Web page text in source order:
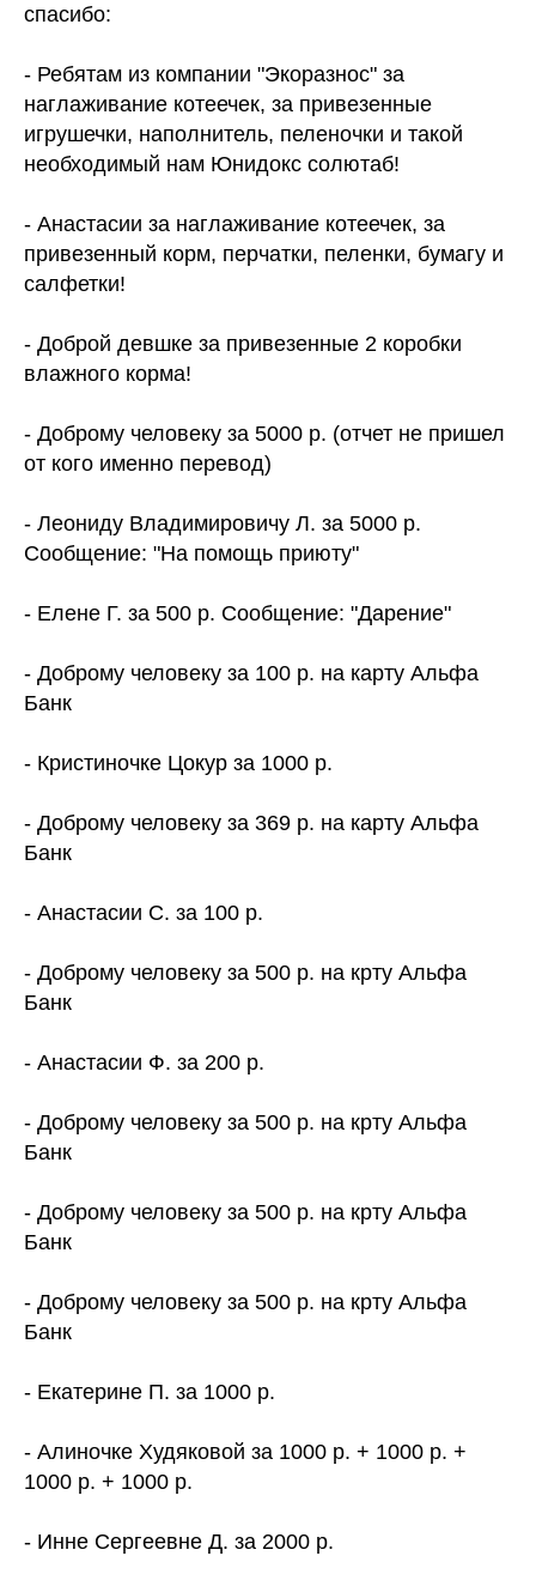
спасибо:
- Ребятам из компании "Экоразнос" за
наглаживание котеечек, за привезенные
игрушечки, наполнитель, пеленочки и такой
необходимый нам Юнидокс солютаб!
- Анастасии за наглаживание котеечек, за
привезенный корм, перчатки, пеленки, бумагу и
салфетки!
- Доброй девшке за привезенные 2 коробки
влажного корма!
- Доброму человеку за 5000 р. (отчет не пришел
от кого именно перевод)
- Леониду Владимировичу Л. за 5000 р.
Сообщение: "На помощь приюту"
- Елене Г. за 500 р. Сообщение: "Дарение"
- Доброму человеку за 100 р. на карту Альфа
Банк
- Кристиночке Цокур за 1000 р.
- Доброму человеку за 369 р. на карту Альфа
Банк
- Анастасии С. за 100 р.
- Доброму человеку за 500 р. на крту Альфа
Банк
- Анастасии Ф. за 200 р.
- Доброму человеку за 500 р. на крту Альфа
Банк
- Доброму человеку за 500 р. на крту Альфа
Банк
- Доброму человеку за 500 р. на крту Альфа
Банк
- Екатерине П. за 1000 р.
- Алиночке Худяковой за 1000 р. + 1000 р. +
1000 р. + 1000 р.
- Инне Сергеевне Д. за 2000 р.